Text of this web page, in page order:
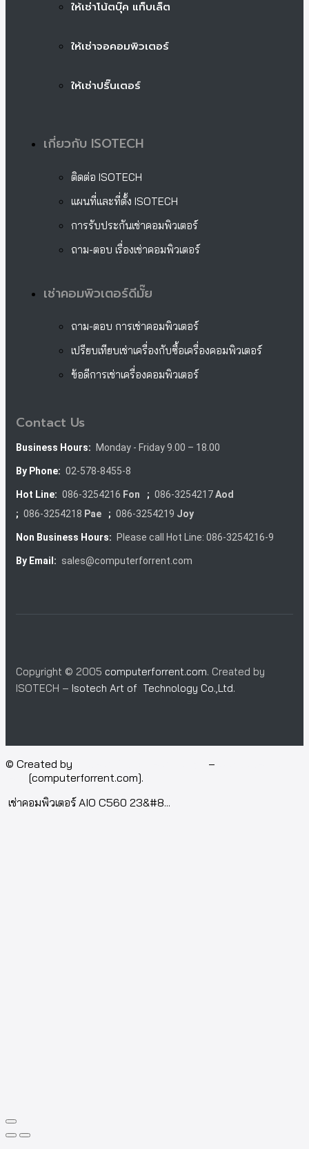
ให้เช่าโน้ตบุ๊ค แท็บเล็ต
ให้เช่าจอคอมพิวเตอร์
ให้เช่าปริ๊นเตอร์
เกี่ยวกับ ISOTECH
ติดต่อ ISOTECH
แผนที่และที่ตั้ง ISOTECH
การรับประกันเช่าคอมพิวเตอร์
ถาม-ตอบ เรื่องเช่าคอมพิวเตอร์
เช่าคอมพิวเตอร์ดีมั๊ย
ถาม-ตอบ การเช่าคอมพิวเตอร์
เปรียบเทียบเช่าเครื่องกับซื้อเครื่องคอมพิวเตอร์
ข้อดีการเช่าเครื่องคอมพิวเตอร์
Contact Us
Business Hours: Monday - Friday 9.00 – 18.00
By Phone: 02-578-8455-8
Hot Line: 086-3254216 Fon ; 086-3254217Aod
; 086-3254218 Pae ; 086-3254219 Joy
Non Business Hours: Please call Hot Line: 086-3254216-9
By Email: sales@computerforrent.com
Copyright © 2005 computerforrent.com. Created by
ISOTECH – Isotech Art of Technology Co.,Ltd.
© Created by –
[computerforrent.com].
เช่าคอมพิวเตอร์ AIO C560 23&#8...